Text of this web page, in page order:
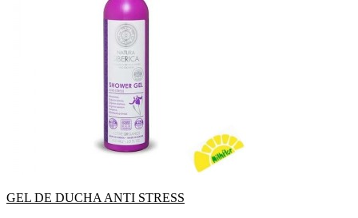
GEL DE DUCHA ANTI STRESS